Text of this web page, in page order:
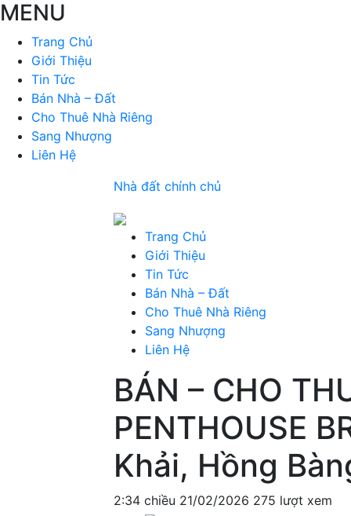
MENU
Trang Chủ
Giới Thiệu
Tin Tức
Bán Nhà – Đất
Cho Thuê Nhà Riêng
Sang Nhượng
Liên Hệ
Nhà đất chính chủ
Trang Chủ
Giới Thiệu
Tin Tức
Bán Nhà – Đất
Cho Thuê Nhà Riêng
Sang Nhượng
Liên Hệ
BÁN – CHO
PENTHOUSE
Khải, Hồng
2:34 chiều 21/02/2026 275 lượt xem